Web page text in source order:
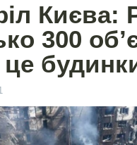
Києва:
300